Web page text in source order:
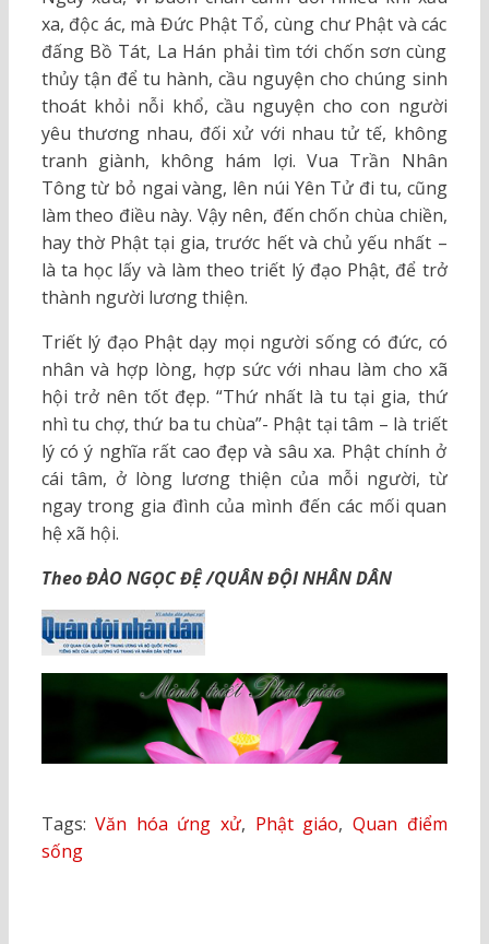
xa, độc ác, mà Đức Phật Tổ, cùng chư Phật và các
đấng Bồ Tát, La Hán phải tìm tới chốn sơn cùng
thủy tận để tu hành, cầu nguyện cho chúng sinh
thoát khỏi nỗi khổ, cầu nguyện cho con người
yêu thương nhau, đối xử với nhau tử tế, không
tranh giành, không hám lợi. Vua Trần Nhân
Tông từ bỏ ngai vàng, lên núi Yên Tử đi tu, cũng
làm theo điều này. Vậy nên, đến chốn chùa chiền,
hay thờ Phật tại gia, trước hết và chủ yếu nhất –
là ta học lấy và làm theo triết lý đạo Phật, để trở
thành người lương thiện.
Triết lý đạo Phật dạy mọi người sống có đức, có
nhân và hợp lòng, hợp sức với nhau làm cho xã
hội trở nên tốt đẹp. “Thứ nhất là tu tại gia, thứ
nhì tu chợ, thứ ba tu chùa”- Phật tại tâm – là triết
lý có ý nghĩa rất cao đẹp và sâu xa. Phật chính ở
cái tâm, ở lòng lương thiện của mỗi người, từ
ngay trong gia đình của mình đến các mối quan
hệ xã hội.
Theo ĐÀO NGỌC ĐỆ /QUÂN ĐỘI NHÂN DÂN
Tags:Văn hóa ứng xử, Phật giáo, Quan điểm
sống